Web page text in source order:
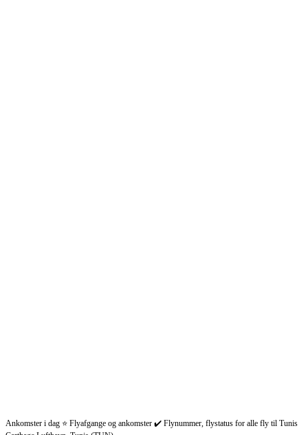
Ankomster i dag ⭐ Flyafgange og ankomster ✔️ Flynummer, flystatus for alle fly til Tunis